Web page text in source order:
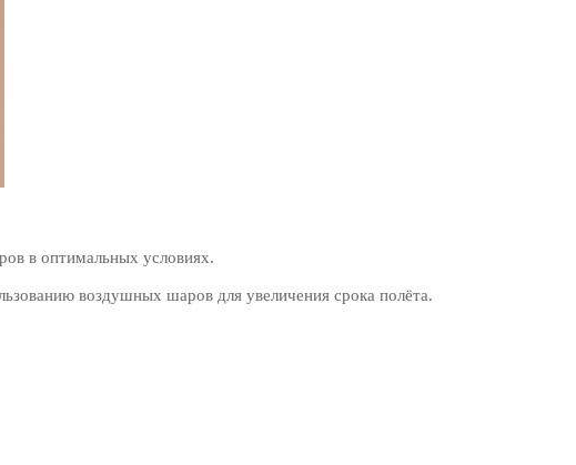
в оптимальных условиях.
воздушных шаров для увеличения срока полёта.